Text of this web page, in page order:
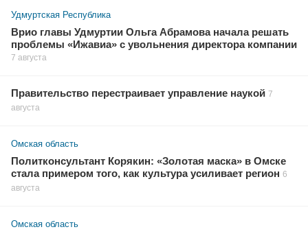
Удмуртская Республика
Врио главы Удмуртии Ольга Абрамова начала решать
проблемы «Ижавиа» с увольнения директора компании
7 августа
Правительство перестраивает управление наукой 7
августа
Омская область
Политконсультант Корякин: «Золотая маска» в Омске
стала примером того, как культура усиливает регион 6
августа
Омская область